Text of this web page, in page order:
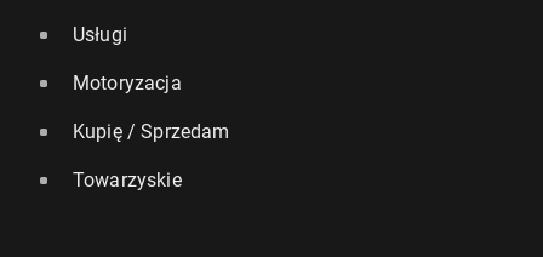
Usługi
Motoryzacja
Kupię / Sprzedam
Towarzyskie